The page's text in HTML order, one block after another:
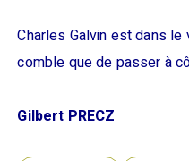
Charles Galvin est dans le
comble que de passer à
Gilbert PRECZ